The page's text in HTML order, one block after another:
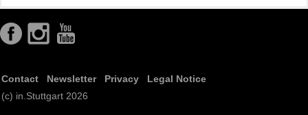
Contact Newsletter Privacy
Legal Notice
(c) in.Stuttgart 2026